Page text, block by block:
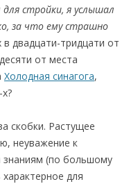
для стройки, я услышал
за что ему страшно
двадцати-тридцати от
от места
Холодная синагога,
скобки. Растущее
неуважение к
знаниям (по большому
для